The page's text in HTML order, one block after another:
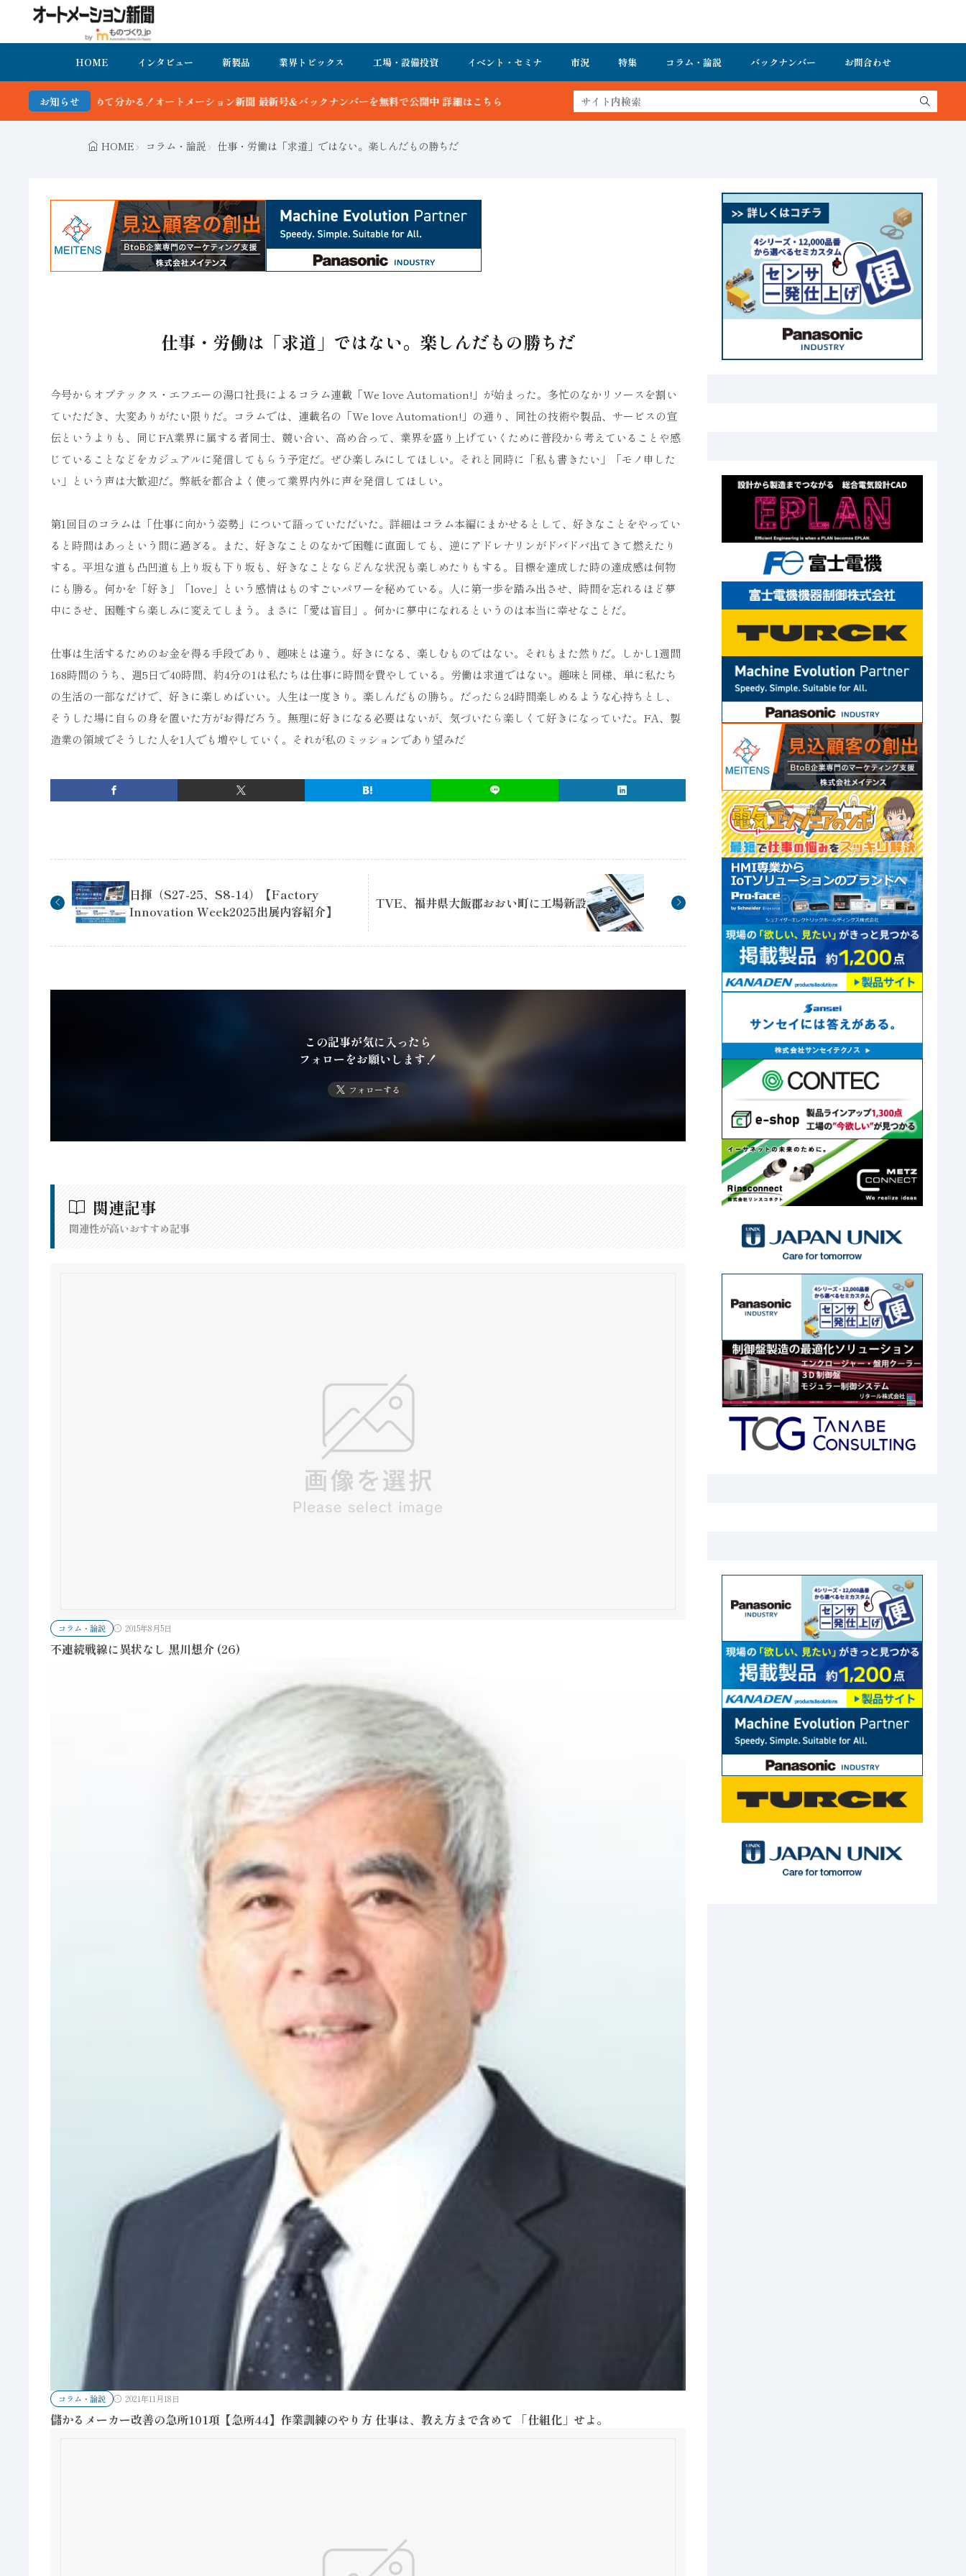
HOME インタビュー 新製品 業界トピックス 工場・設備投資 イベント・セミナ 市況 特集 コラム・論説 バックナンバー お問合わせ
お知らせ
オートメーション新聞 最新号＆バックナンバーを無料で公開中 詳細はこちら
HOME コラム・論説 仕事・労働は「求道」ではない。楽しんだもの勝ちだ
仕事・労働は「求道」ではない。楽しんだもの勝ちだ
今号からオプテックス・エフエーの湯口社長によるコラム連載「We love Automation!」が始まった。多忙のなかリソースを割い
ていただき、大変ありがたい限りだ。コラムでは、連載名の「We love Automation!」の通り、同社の技術や製品、サービスの宣
伝というよりも、同じFA業界に属する者同士、競い合い、高め合って、業界を盛り上げていくために普段から考えていることや感
じていることなどをカジュアルに発信してもらう予定だ。ぜひ楽しみにしてほしい。それと同時に「私も書きたい」「モノ申した
い」という声は大歓迎だ。弊紙を都合よく使って業界内外に声を発信してほしい。
第1回目のコラムは「仕事に向かう姿勢」について語っていただいた。詳細はコラム本編にまかせるとして、好きなことをやってい
ると時間はあっという間に過ぎる。また、好きなことのなかで困難に直面しても、逆にアドレナリンがドバドバ出てきて燃えたり
する。平坦な道も凸凹道も上り坂も下り坂も、好きなことならどんな状況も楽しめたりもする。目標を達成した時の達成感は何物
にも勝る。何かを「好き」「love」という感情はものすごいパワーを秘めている。人に第一歩を踏み出させ、時間を忘れるほど夢
中にさせ、困難すら楽しみに変えてしまう。まさに「愛は盲目」。何かに夢中になれるというのは本当に幸せなことだ。
仕事は生活するためのお金を得る手段であり、趣味とは違う。好きになる、楽しむものではない。それもまた然りだ。しかし1週間
168時間のうち、週5日で40時間、約4分の1は私たちは仕事に時間を費やしている。労働は求道ではない。趣味と同様、単に私たち
の生活の一部なだけで、好きに楽しめばいい。人生は一度きり。楽しんだもの勝ち。だったら24時間楽しめるような心持ちとし、
そうした場に自らの身を置いた方がお得だろう。無理に好きになる必要はないが、気づいたら楽しくて好きになっていた。FA、製
造業の領域でそうした人を1人でも増やしていく。それが私のミッションであり望みだ
日揮（S27-25、S8-14）【Factory
Innovation Week2025出展内容紹介】
TVE、福井県大飯郡おおい町に工場新設
この記事が気に入ったら
フォローをお願いします！
フォローする
関連記事
関連性が高いおすすめ記事
コラム・論説 2015年8月5日
不連続戦線に異状なし 黒川想介 (26)
コラム・論説 2021年11月18日
儲かるメーカー改善の急所101項【急所44】作業訓練のやり方 仕事は、教え方まで含めて 「仕組化」せよ。